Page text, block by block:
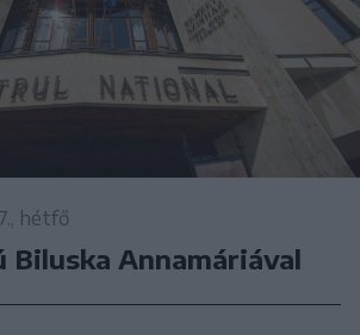
hétfő
Annamáriával